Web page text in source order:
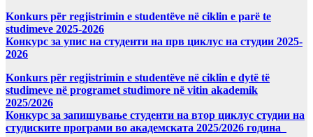
Konkurs për regjistrimin e studentëve në ciklin e parë te
studimeve 2025-2026
Конкурс за упис на студенти на прв циклус на студии 2025-
2026
Konkurs për regjistrimin e studentëve në ciklin e dytë të
studimeve në programet studimore në vitin akademik
2025/2026
Конкурс за запишување студенти на втор циклус студии на
студиските програми во академската 2025/2026 година